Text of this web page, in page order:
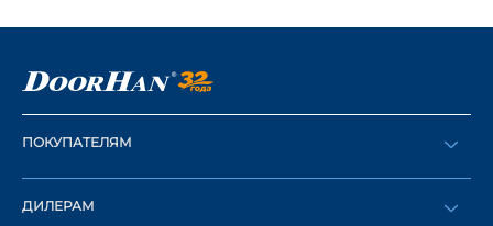
ПОКУПАТЕЛЯМ
Оформить заказ
Каталог
ДИЛЕРАМ